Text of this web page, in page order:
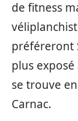
de fitness
préféreront
plus exposé
se trouve
Carnac.